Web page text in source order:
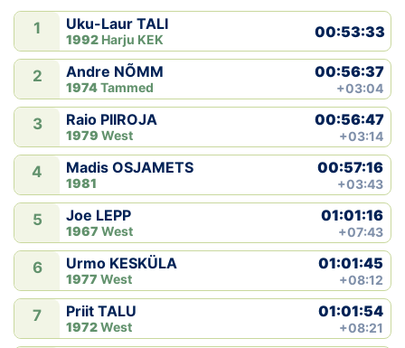
Dokumendid
Klubid
Suletud maastikud
Püsirajad
Ajalugu
Koolitused
OTSI
1 Uku-Laur TALI
1992 Harju KEK 00:53:33
2 Andre NÕMM
1974Tammed
00:56:37
+03:04
3 Raio PIIROJA
1979 West
00:56:47
+03:14
4 Madis OSJAMETS
1981
00:57:16
+03:43
5 Joe LEPP
1967 West
01:01:16
+07:43
6 Urmo KESKÜLA
1977 West
01:01:45
+08:12
7 Priit TALU
1972West
01:01:54
+08:21